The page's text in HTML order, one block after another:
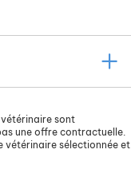
vétérinaire sont
une offre contractuelle.
vétérinaire sélectionnée et